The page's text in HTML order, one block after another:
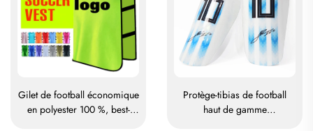
Gilet de football économique
en polyester 100 %, best-
Protège-tibias de football
haut de gamme